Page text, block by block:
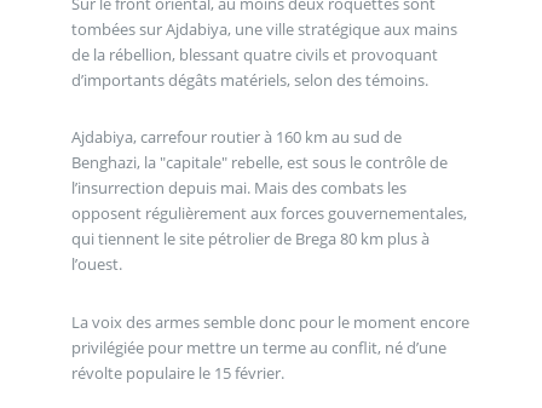
tombées sur Ajdabiya, une ville stratégique aux mains
de la rébellion, blessant quatre civils et provoquant
d’importants dégâts matériels, selon des témoins.
Ajdabiya, carrefour routier à 160 km au sud de
Benghazi, la "capitale" rebelle, est sous le contrôle de
l’insurrection depuis mai. Mais des combats les
opposent régulièrement aux forces gouvernementales,
qui tiennent le site pétrolier de Brega 80 km plus à
l’ouest.
La voix des armes semble donc pour le moment encore
privilégiée pour mettre un terme au conflit, né d’une
révolte populaire le 15 février.